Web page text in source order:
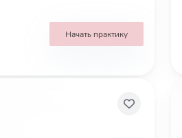
Начать практику